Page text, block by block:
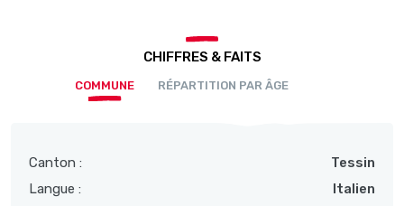
CHIFFRES & FAITS
COMMUNE RÉPARTITION PAR ÂGE
Canton :
Tessin
Langue :
Italien